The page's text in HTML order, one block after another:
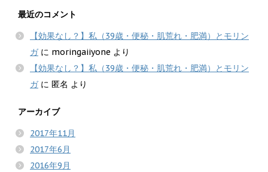
最近のコメント
【効果なし？】私（39歳・便秘・肌荒れ・肥満）とモリン
ガに moringaiiyone より
【効果なし？】私（39歳・便秘・肌荒れ・肥満）とモリン
ガに 匿名 より
アーカイブ
2017年11月
2017年6月
2016年9月